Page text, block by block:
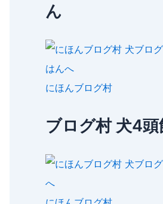
ん
にほんブログ村
ブログ村 犬4頭